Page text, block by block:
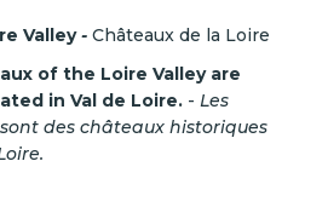
Valley- Châteaux de la Loire
of the Loire Valley are
in Val de Loire. - Les
des châteaux historiques